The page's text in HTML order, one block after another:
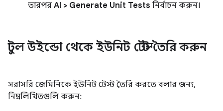
তারপর AI > Generate Unit Tests নির্বাচন করুন।
টুল উইন্ডো থেকে ইউনিট টেস্ট তৈরি করুন
সরাসরি জেমিনিকে ইউনিট টেস্ট তৈরি করতে বলার জন্য,
নিম্নলিখিতগুলি করুন: